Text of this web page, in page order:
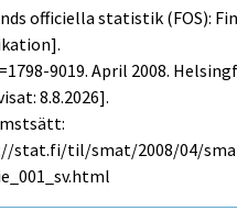
officiella statistik (FOS):
9019.April 2008.
8.8.2026].
stat.fi/til/smat/2008/04/